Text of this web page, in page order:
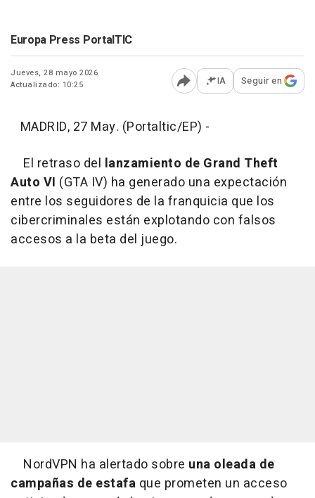
Europa Press PortalTIC
Jueves, 28 mayo 2026
Actualizado: 10:25
Abrir opciones para
IA Seguir en
MADRID, 27 May. (Portaltic/EP) -
El retraso del lanzamiento de Grand Theft
Auto VI (GTA IV) ha generado una expectación
entre los seguidores de la franquicia que los
cibercriminales están explotando con falsos
accesos a la beta del juego.
NordVPN ha alertado sobre una oleada de
campañas de estafa que prometen un acceso